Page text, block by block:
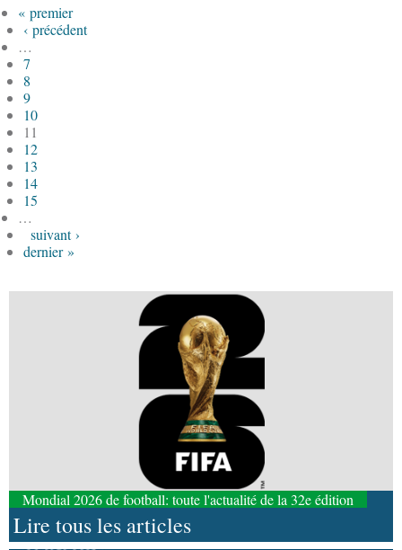
« premier
‹ précédent
…
7
8
9
10
11
12
13
14
15
…
suivant ›
dernier »
Mondial 2026 de football: toute l'actualité de la 32e édition
Lire tous les articles